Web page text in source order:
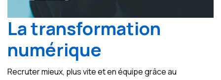
La transformation
numérique
Recruter mieux, plus vite et en équipe grâce au